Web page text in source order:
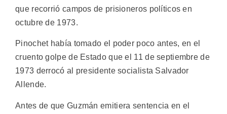
que recorrió campos de prisioneros políticos en
octubre de 1973.
Pinochet había tomado el poder poco antes, en el
cruento golpe de Estado que el 11 de septiembre de
1973 derrocó al presidente socialista Salvador
Allende.
Antes de que Guzmán emitiera sentencia en el